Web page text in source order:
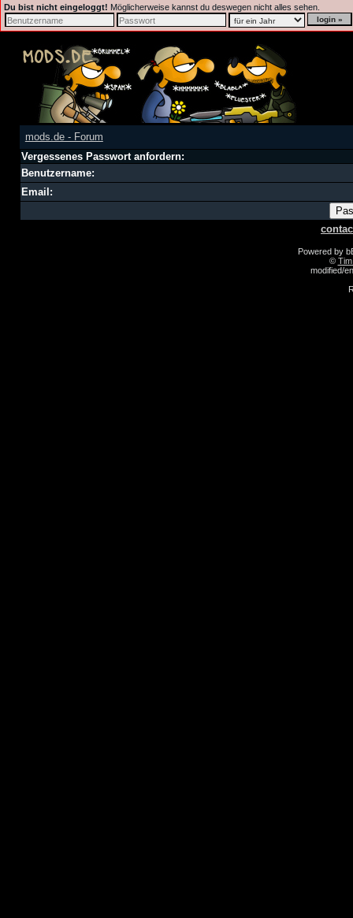
Du bist nicht eingeloggt! Möglicherweise kannst du deswegen nicht alles sehen.
mods.de - Forum
Vergessenes Passwort anfordern:
Benutzername:
Email:
Powered by
©
modified/